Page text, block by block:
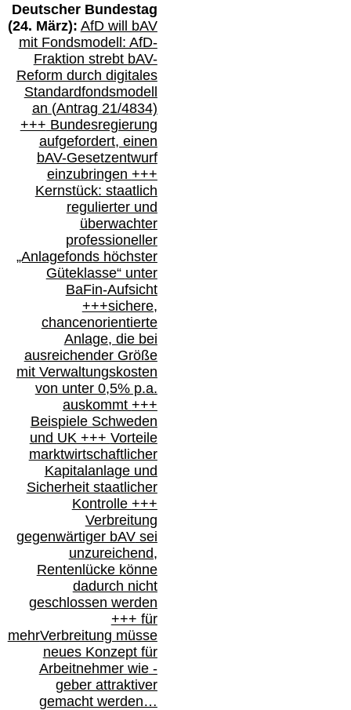
Deutscher Bundestag
(24. März): AfD will bAV
mit Fondsmodell: AfD-
Fraktion strebt bAV-
Reform durch digitales
Standardfondsmodell
an (Antrag 21/4834)
+++ Bundesregierung
aufgefordert, einen
bAV-Gesetzentwurf
einzubringen +++
Kernstück: staatlich
regulierter und
überwachter
professioneller
„Anlagefonds höchster
Güteklasse“ unter
BaFin-Aufsicht
+++sichere,
chancenorientierte
Anlage, die bei
ausreichender Größe
mit Verwaltungskosten
von unter 0,5% p.a.
auskommt +++
Beispiele Schweden
und UK +++ Vorteile
marktwirtschaftlicher
Kapitalanlage und
Sicherheit staatlicher
Kontrolle +++
Verbreitung
gegenwärtiger bAVsei
unzureichend,
Rentenlücke könne
dadurch nicht
geschlossen werden
+++ für
mehrVerbreitung müsse
neues Konzept für
Arbeitnehmer wie-
geber attraktiver
gemacht werden…